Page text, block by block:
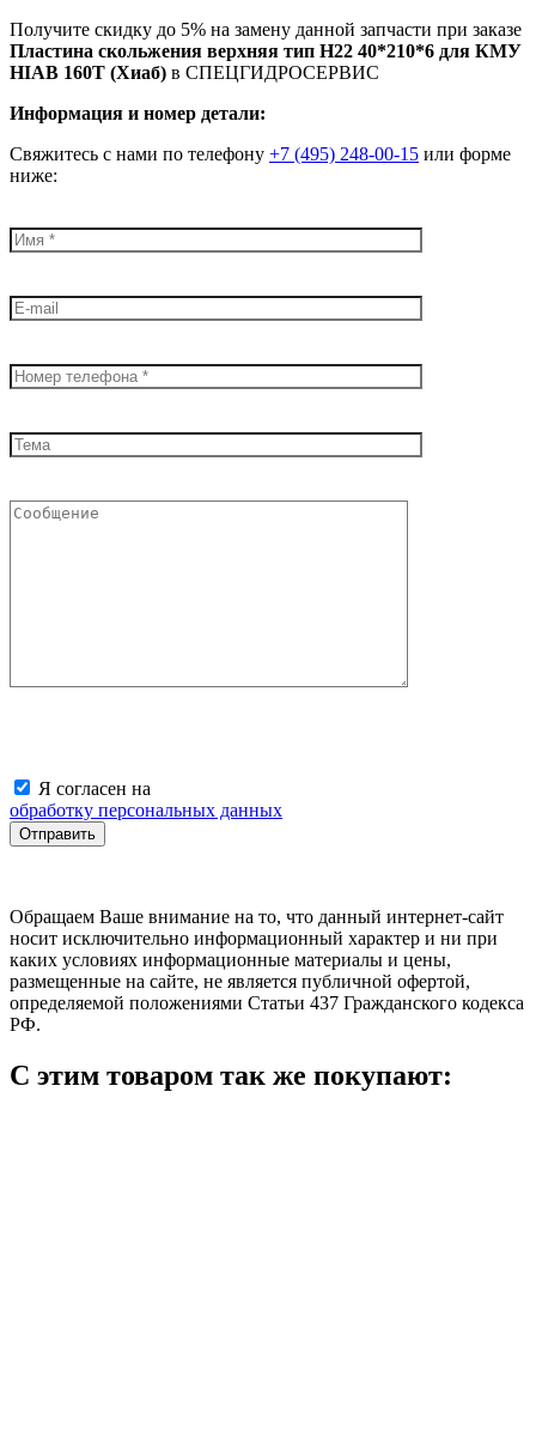
Получите скидку до 5% на замену данной запчасти при заказе
Пластина скольжения верхняя тип H22 40*210*6 для КМУ
HIAB 160T (Хиаб) в СПЕЦГИДРОСЕРВИС
Информация и номер детали:
Свяжитесь с нами по телефону +7 (495) 248-00-15 или форме
ниже:
Я согласен на
обработку персональных данных
Обращаем Ваше внимание на то, что данный интернет-сайт
носит исключительно информационный характер и ни при
каких условиях информационные материалы и цены,
размещенные на сайте, не является публичной офертой,
определяемой положениями Статьи 437 Гражданского кодекса
РФ.
С этим товаром так же покупают: